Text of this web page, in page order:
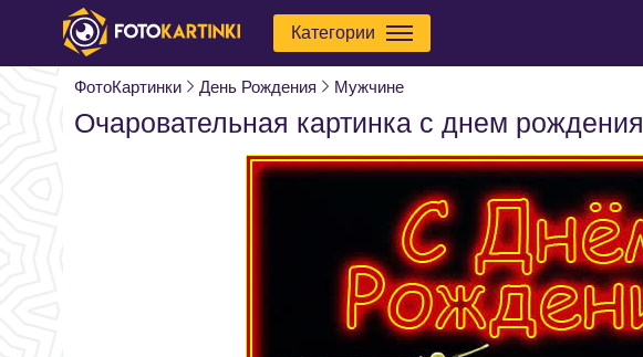
Категории
ФотоКартинки День Рождения Мужчине
Очаровательная картинка с днем рождения